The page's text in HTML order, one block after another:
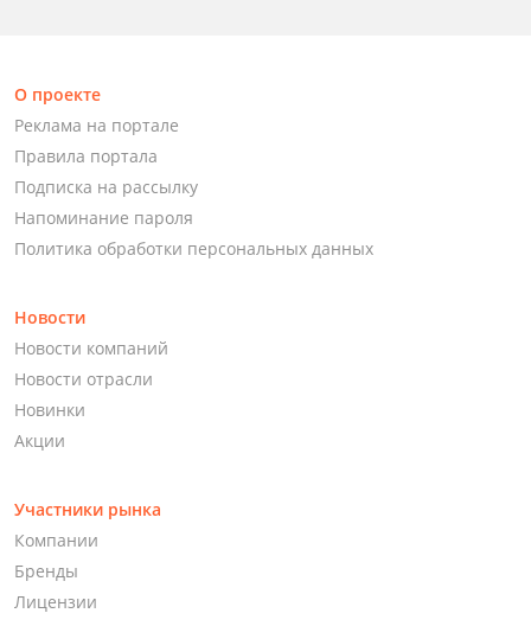
О проекте
Реклама на портале
Правила портала
Подписка на рассылку
Напоминание пароля
Политика обработки персональных данных
Новости
Новости компаний
Новости отрасли
Новинки
Акции
Участники рынка
Компании
Бренды
Лицензии